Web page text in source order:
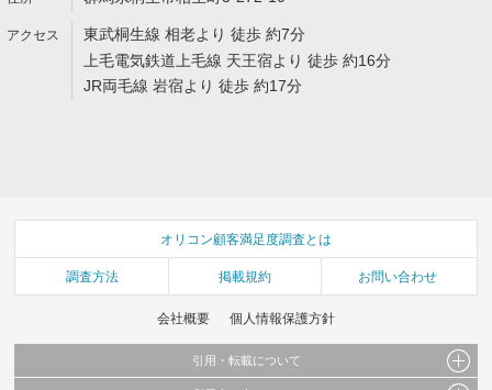
東武桐生線 相老より 徒歩 約7分
上毛電気鉄道上毛線 天王宿より 徒歩 約16分
JR両毛線 岩宿より 徒歩 約17分
オリコン顧客満足度調査とは
調査方法 掲載規約 お問い合わせ
会社概要 個人情報保護方針
引用・転載について